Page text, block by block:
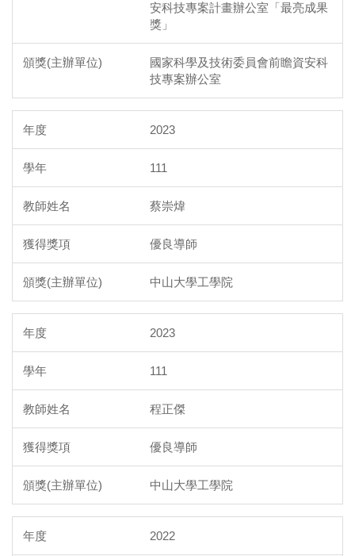
安科技專案計畫辦公室「最亮成果
獎」
國家科學及技術委員會前瞻資安科
技專案辦公室
2023
111
蔡崇煒
優良導師
中山大學工學院
2023
111
程正傑
優良導師
中山大學工學院
2022